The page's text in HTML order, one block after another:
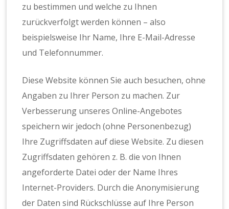
zu bestimmen und welche zu Ihnen
zurückverfolgt werden können – also
beispielsweise Ihr Name, Ihre E-Mail-Adresse
und Telefonnummer.
Diese Website können Sie auch besuchen, ohne
Angaben zu Ihrer Person zu machen. Zur
Verbesserung unseres Online-Angebotes
speichern wir jedoch (ohne Personenbezug)
Ihre Zugriffsdaten auf diese Website. Zu diesen
Zugriffsdaten gehören z. B. die von Ihnen
angeforderte Datei oder der Name Ihres
Internet-Providers. Durch die Anonymisierung
der Daten sind Rückschlüsse auf Ihre Person